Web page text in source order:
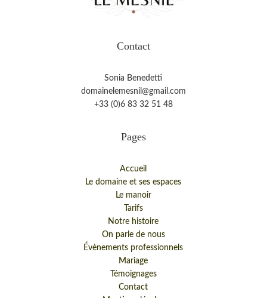
Contact
Sonia Benedetti
domainelemesnil@gmail.com
+33 (0)6 83 32 51 48
Pages
Accueil
Le domaine et ses espaces
Le manoir
Tarifs
Notre histoire
On parle de nous
Évènements professionnels
Mariage
Témoignages
Contact